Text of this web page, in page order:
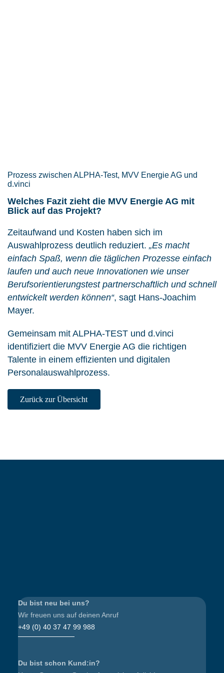
Prozess zwischen ALPHA-Test, MVV Energie AG und
d.vinci
Welches Fazit zieht die MVV Energie AG mit
Blick auf das Projekt?
Zeitaufwand und Kosten haben sich im
Auswahlprozess deutlich reduziert. „Es macht
einfach Spaß, wenn die täglichen Prozesse einfach
laufen und auch neue Innovationen wie unser
Berufsorientierungstest partnerschaftlich und schnell
entwickelt werden können“, sagt Hans-Joachim
Mayer.
Gemeinsam mit ALPHA-TEST und d.vinci
identifiziert die MVV Energie AG die richtigen
Talente in einem effizienten und digitalen
Personalauswahlprozess.
Zurück zur Übersicht
Du bist neu bei uns?
Wir freuen uns auf deinen Anruf
+49 (0) 40 37 47 99 988
Du bist schon Kund:in?